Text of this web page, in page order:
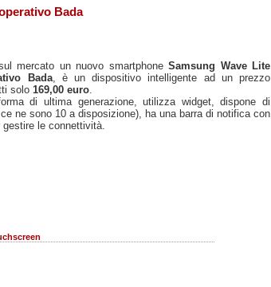
Bada
mercato un nuovo smartphoneSamsung Wave Lite
Bada, è un dispositivo intelligente ad un prezzo
solo 169,00 euro
di ultima generazione, utilizza widget, dispone di
ne sono 10 a disposizione), ha una barra di notifica con
le connettività.